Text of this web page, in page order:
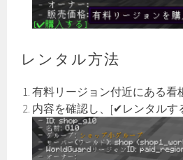
レンタル方法
有料リージョン付近にある看
内容を確認し、[✔レンタルす